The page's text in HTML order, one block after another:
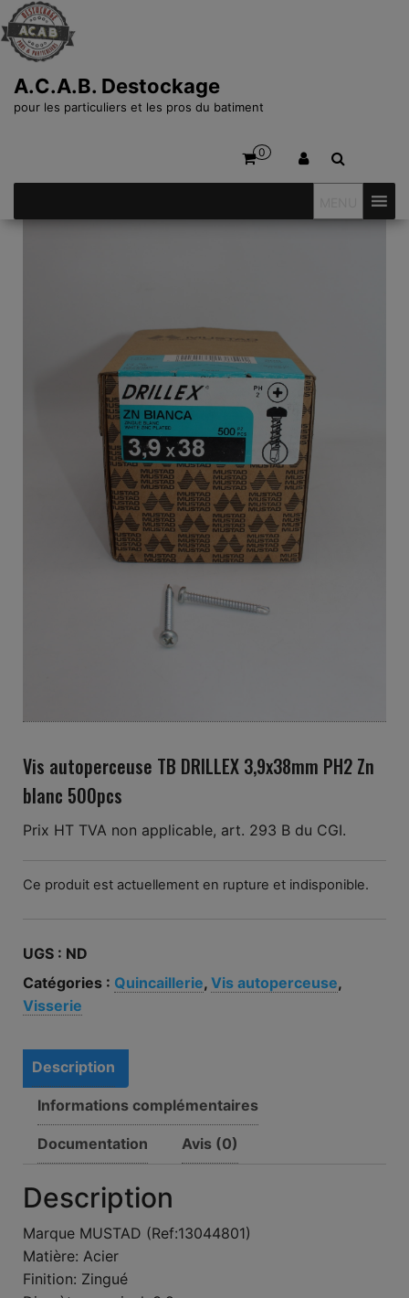
A.C.A.B. Destockage
pour les particuliers et les pros du batiment
0
Vis autoperceuse TB DRILLEX 3,9x38mm PH2 Zn
blanc 500pcs
Prix HT TVA non applicable, art. 293 B du CGI.
Ce produit est actuellement en rupture et indisponible.
UGS : ND
Catégories : Quincaillerie, Vis autoperceuse,
Visserie
Description
Informations complémentaires
Documentation Avis (0)
Description
Marque MUSTAD (Ref:13044801)
Matière: Acier
Finition: Zingué